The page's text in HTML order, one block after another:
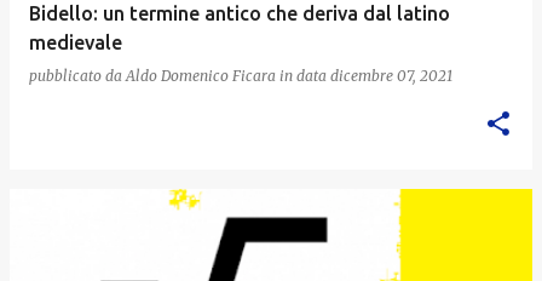
Bidello: un termine antico che deriva dal latino
medievale
pubblicato da Aldo Domenico Ficara in data dicembre 07, 2021